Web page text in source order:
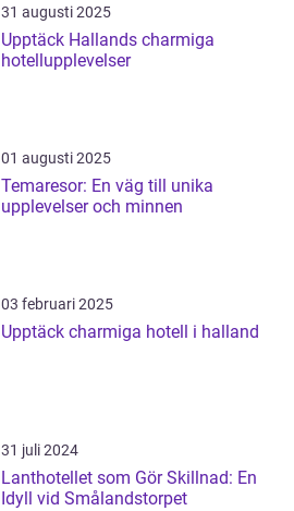
31 augusti 2025
Upptäck Hallands charmiga
hotellupplevelser
01 augusti 2025
Temaresor: En väg till unika
upplevelser och minnen
03 februari 2025
Upptäck charmiga hotell i halland
31 juli 2024
Lanthotellet som Gör Skillnad: En
Idyll vid Smålandstorpet